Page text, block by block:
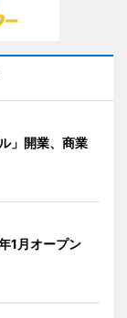
」開業、商業
1月オープン